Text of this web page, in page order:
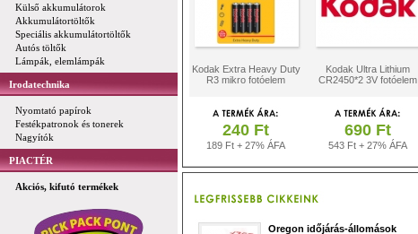
Külső akkumulátorok
Akkumulátortöltők
Speciális akkumulátortöltők
Autós töltők
Lámpák, elemlámpák
Irodatechnika
Nyomtató papírok
Festékpatronok és tonerek
Nagyítók
PIACTÉR
Akciós, kifutó termékek
Kodak Extra Heavy Duty
R3 mikro fotóelem
Kodak Ultra Lithium
CR2450*2 3V fotóelem
240 Ft
189 Ft + 27% ÁFA
690 Ft
543 Ft + 27% ÁFA
Oregon időjárás-állomások